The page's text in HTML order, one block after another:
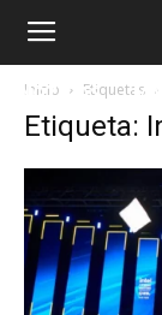
NOTICIAS
Inicio Etiquetas
Etiqueta: